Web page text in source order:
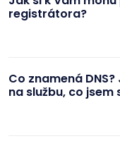
registrátora?
Co znamená
na službu, co